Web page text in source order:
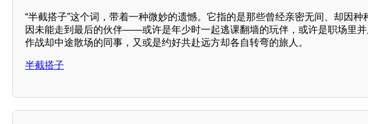
“半截搭子”这个词，带着一种微妙的遗憾。它指的是那些曾经亲密无间、却因种
因未能走到最后的伙伴——或许是年少时一起逃课翻墙的玩伴，或许是职场里并
作战却中途散场的同事，又或是约好共赴远方却各自转弯的旅人。
半截搭子